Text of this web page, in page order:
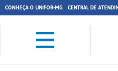
CONHEÇA O UNIFOR-MG CENTRAL DE